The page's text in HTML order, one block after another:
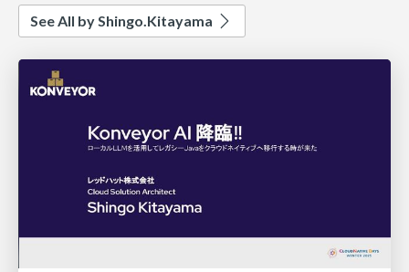
See All by Shingo.Kitayama